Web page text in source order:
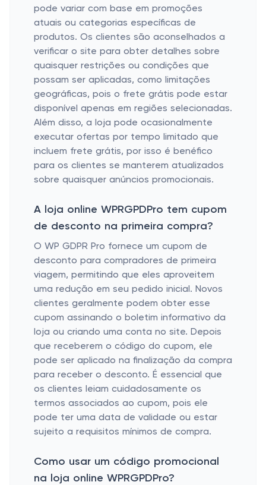
pode variar com base em promoções
atuais ou categorias específicas de
produtos. Os clientes são aconselhados a
verificar o site para obter detalhes sobre
quaisquer restrições ou condições que
possam ser aplicadas, como limitações
geográficas, pois o frete grátis pode estar
disponível apenas em regiões selecionadas.
Além disso, a loja pode ocasionalmente
executar ofertas por tempo limitado que
incluem frete grátis, por isso é benéfico
para os clientes se manterem atualizados
sobre quaisquer anúncios promocionais.
A loja online WPRGPDPro tem cupom
de desconto na primeira compra?
O WP GDPR Pro fornece um cupom de
desconto para compradores de primeira
viagem, permitindo que eles aproveitem
uma redução em seu pedido inicial. Novos
clientes geralmente podem obter esse
cupom assinando o boletim informativo da
loja ou criando uma conta no site. Depois
que receberem o código do cupom, ele
pode ser aplicado na finalização da compra
para receber o desconto. É essencial que
os clientes leiam cuidadosamente os
termos associados ao cupom, pois ele
pode ter uma data de validade ou estar
sujeito a requisitos mínimos de compra.
Como usar um código promocional
na loja online WPRGPDPro?